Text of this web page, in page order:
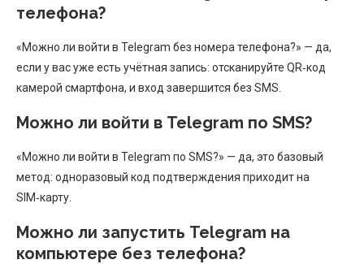
телефона?
«Можно ли войти в Telegram без номера телефона?» — да,
если у вас уже есть учётная запись: отсканируйте QR‑код
камерой смартфона, и вход завершится без SMS.
Можно ли войти в Telegram по SMS?
«Можно ли войти в Telegram по SMS?» — да, это базовый
метод: одноразовый код подтверждения приходит на
SIM‑карту.
Можно ли запустить Telegram на
компьютере без телефона?